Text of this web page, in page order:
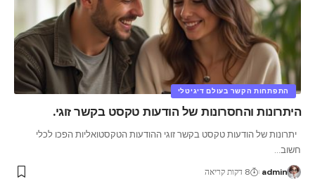
התפתחות הקשר בעולם דיגיטלי
היתרונות והחסרונות של הודעות טקסט בקשר זוגי.
יתרונות של הודעות טקסט בקשר זוגי ההודעות הטקסטואליות הפכו לכלי
חשוב…
admin 8 דקות קריאה